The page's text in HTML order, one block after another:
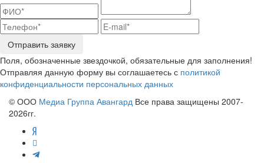
Отправить заявку
Поля, обозначенные звездочкой, обязательные для заполнения!
Отправляя данную форму вы соглашаетесь с политикой
конфиденциальности персональных данных
© ООО Медиа Группа Авангард Все права защищены 2007-
2026гг.